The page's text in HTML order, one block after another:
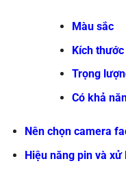
Màu sắc
Kích
Trọng
Có khả
Nên chọn camera
Hiệu năng pin và xử